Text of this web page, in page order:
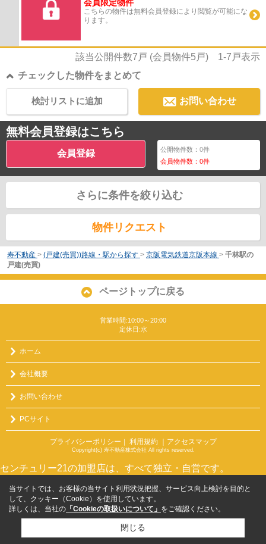
会員限定物件
こちらの物件は無料会員登録により閲覧が可能にな
ります。
該当公開件数7 戸 (会員物件5 戸) 1-7 戸表示
チェックした物件をまとめて
お問い合わせ
検討リストに追加
無料会員登録はこちら
会員登録 公開物件数：0件
会員物件数：0件
さらに条件を絞り込む
物件リクエスト
寿不動産 > (戸建(売買))路線・駅から探す > 京阪電気鉄道京阪本線 > 千林駅の
戸建(売買)
ページトップに戻る
営業時間:10:00～20:00
定休日:水
ホーム
会社概要
お問い合わせ
PCサイト
プライバシーポリシー ｜ 利用規約 ｜アクセスマップ
Copyright(c) 寿不動産株式会社 All rights reserved.
センチュリー21の加盟店は、すべて独立・自営です。
当サイトでは、お客様の当サイト利用状況把握、サービス向上検討を目的と
して、クッキー（Cookie）を使用しています。
詳しくは、当社の 「Cookieの取扱いについて」 をご確認ください。
閉じる